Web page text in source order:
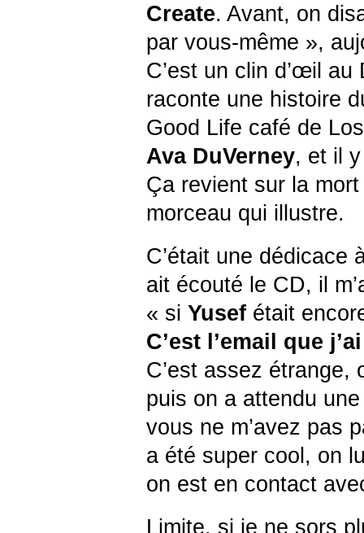
Create. Avant, on
par vous-même »,
C’est un clin d’œil
raconte une histoire
Good Life café de
Ava DuVerney, et il
Ça revient sur la
morceau qui illustre.
C’était une dédicace
ait écouté le CD, il
« si Yusef était
C’est l’email que
C’est assez
puis on a attendu
vous ne m’avez pas
a été super cool, on
on est en contact
Limite, si je ne sors